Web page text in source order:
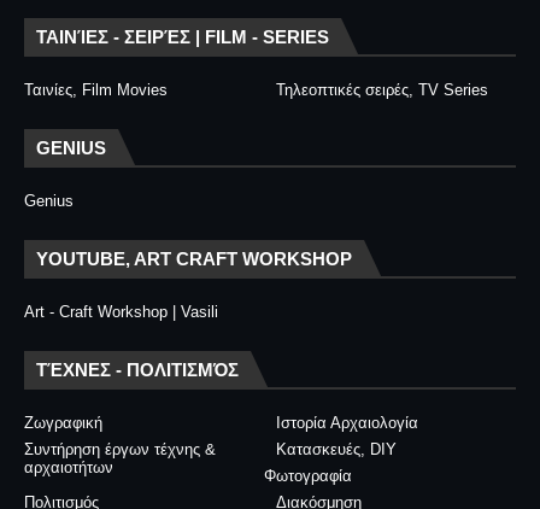
ΤΑΙΝΊΕΣ - ΣΕΙΡΈΣ | FILM - SERIES
Ταινίες, Film Movies Τηλεοπτικές σειρές, TV Series
GENIUS
Genius
YOUTUBE, ART CRAFT WORKSHOP
Art - Craft Workshop | Vasili
ΤΈΧΝΕΣ - ΠΟΛΙΤΙΣΜΌΣ
Ζωγραφική
Ιστορία Αρχαιολογία
Συντήρηση έργων τέχνης &
αρχαιοτήτων
Κατασκευές, DIY
Φωτογραφία
Διακόσμηση
Πολιτισμός